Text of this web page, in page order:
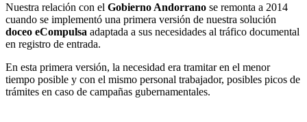
Nuestra relación con el Gobierno Andorrano se remonta a 2014
cuando se implementó una primera versión de nuestra solución
doceo eCompulsa adaptada a sus necesidades al tráfico documental
en registro de entrada.
En esta primera versión, la necesidad era tramitar en el menor
tiempo posible y con el mismo personal trabajador, posibles picos de
trámites en caso de campañas gubernamentales.